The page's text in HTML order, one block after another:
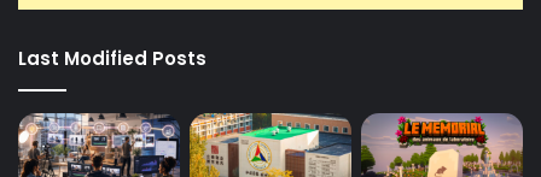
Last Modified Posts